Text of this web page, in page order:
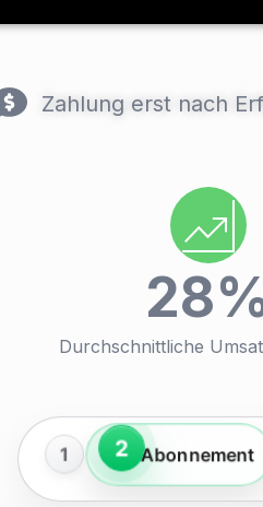
Zahlung erst nach
Durchschnittliche
28
1 2 Abonnement